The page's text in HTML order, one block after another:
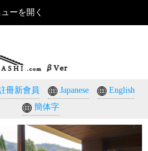
冊新會員 Japanese
English
簡体字
ーを開く